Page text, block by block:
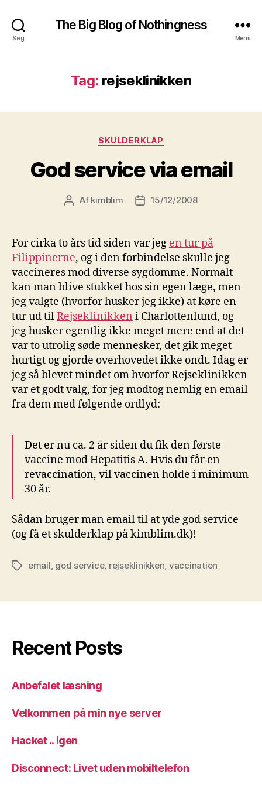
Søg
The Big Blog of Nothingness
Menu
Tag: rejseklinikken
Kategorier
SKULDERKLAP
God service via email
Indlægsforfatter
Af kimblim Indlægsdato
15/12/2008
For cirka to års tid siden var jeg en tur på
Filippinerne, og i den forbindelse skulle jeg
vaccineres mod diverse sygdomme. Normalt
kan man blive stukket hos sin egen læge, men
jeg valgte (hvorfor husker jeg ikke) at køre en
tur ud tilRejseklinikken i Charlottenlund, og
jeg husker egentlig ikke meget mere end at det
var to utrolig søde mennesker, det gik meget
hurtigt og gjorde overhovedet ikke ondt. Idag er
jeg så blevet mindet om hvorfor Rejseklinikken
var et godt valg, for jeg modtog nemlig en email
fra dem med følgende ordlyd:
Det er nu ca. 2 år siden du fik den første
vaccine mod Hepatitis A. Hvis du får en
revaccination, vil vaccinen holde i minimum
30 år.
Sådan bruger man email til at yde god service
(og få et skulderklap på kimblim.dk)!
Tagsemail, god service, rejseklinikken, vaccination
Recent Posts
Anbefalet læsning
Velkommen på min nye server
Hacket .. igen
Disconnect: Livet uden mobiltelefon